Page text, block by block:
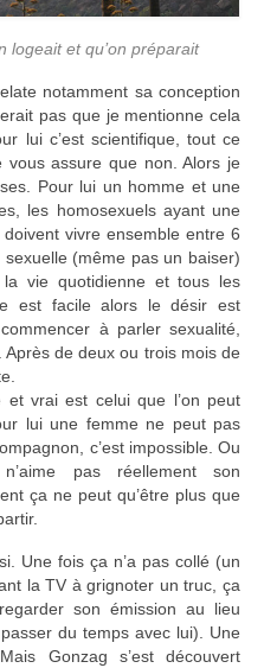
logeait et qu’on préparait
notamment sa conception
pas que je mentionne cela
lui c’est scientifique, tout ce
vous assure que non. Alors je
Pour lui un homme et une
les homosexuels ayant une
vivre ensemble entre 6
(même pas un baiser)
vie quotidienne et tous les
est facile alors le désir est
à parler sexualité,
Après de deux ou trois mois de
vrai est celui que l’on peut
lui une femme ne peut pas
c’est impossible. Ou
pas réellement son
ça ne peut qu’être plus que
Une fois ça n’a pas collé (un
la TV à grignoter un truc, ça
son émission au lieu
du temps avec lui). Une
Gonzag s’est découvert